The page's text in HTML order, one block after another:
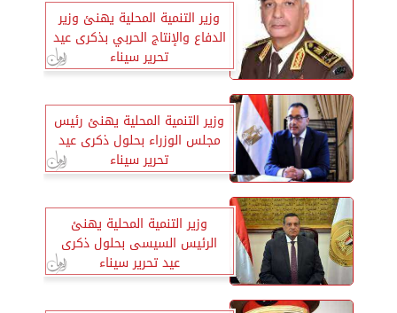
وزير التنمية المحلية يهنئ وزير
الدفاع والإنتاج الحربي بذكرى عيد
تحرير سيناء
وزير التنمية المحلية يهنئ رئيس
مجلس الوزراء بحلول ذكرى عيد
تحرير سيناء
وزير التنمية المحلية يهنئ
الرئيس السيسى بحلول ذكرى
عيد تحرير سيناء